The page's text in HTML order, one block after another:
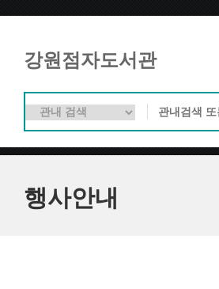
강원점자도서관
행사안내